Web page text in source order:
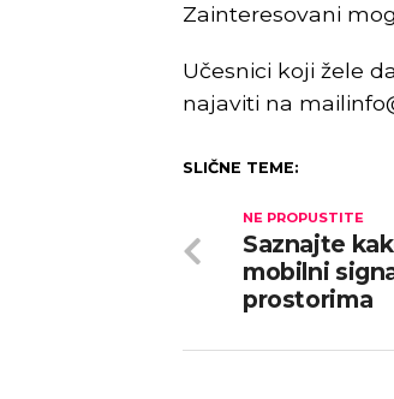
Zainteresovani
Učesnici koji žele
najaviti na
SLIČNE TEME:
NE PROPUSTITE
Saznajte
mobilni
prostorima